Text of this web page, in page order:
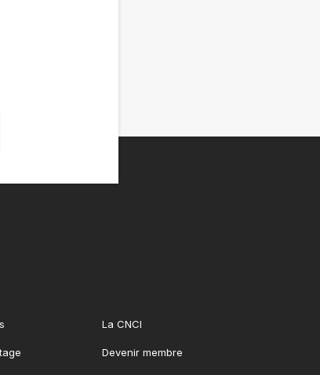
La CNCI
Devenir membre